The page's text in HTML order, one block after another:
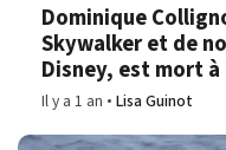
Dominique
Skywalker et de
Disney, est mort à
Il y a 1 an Lisa Guinot